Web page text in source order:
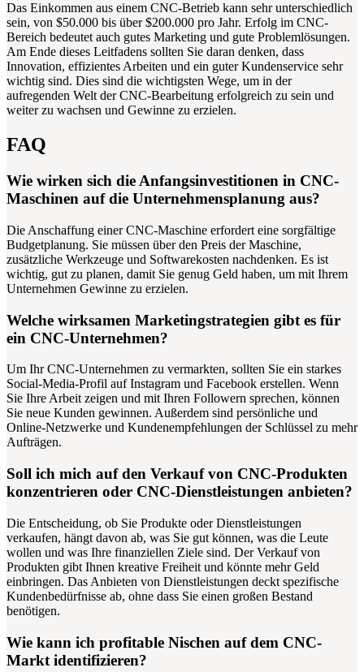
Das Einkommen aus einem CNC-Betrieb kann sehr unterschiedlich
sein, von $50.000 bis über $200.000 pro Jahr. Erfolg im CNC-
Bereich bedeutet auch gutes Marketing und gute Problemlösungen.
Am Ende dieses Leitfadens sollten Sie daran denken, dass
Innovation, effizientes Arbeiten und ein guter Kundenservice sehr
wichtig sind. Dies sind die wichtigsten Wege, um in der
aufregenden Welt der CNC-Bearbeitung erfolgreich zu sein und
weiter zu wachsen und Gewinne zu erzielen.
FAQ
Wie wirken sich die Anfangsinvestitionen in CNC-
Maschinen auf die Unternehmensplanung aus?
Die Anschaffung einer CNC-Maschine erfordert eine sorgfältige
Budgetplanung. Sie müssen über den Preis der Maschine,
zusätzliche Werkzeuge und Softwarekosten nachdenken. Es ist
wichtig, gut zu planen, damit Sie genug Geld haben, um mit Ihrem
Unternehmen Gewinne zu erzielen.
Welche wirksamen Marketingstrategien gibt es für
ein CNC-Unternehmen?
Um Ihr CNC-Unternehmen zu vermarkten, sollten Sie ein starkes
Social-Media-Profil auf Instagram und Facebook erstellen. Wenn
Sie Ihre Arbeit zeigen und mit Ihren Followern sprechen, können
Sie neue Kunden gewinnen. Außerdem sind persönliche und
Online-Netzwerke und Kundenempfehlungen der Schlüssel zu mehr
Aufträgen.
Soll ich mich auf den Verkauf von CNC-Produkten
konzentrieren oder CNC-Dienstleistungen anbieten?
Die Entscheidung, ob Sie Produkte oder Dienstleistungen
verkaufen, hängt davon ab, was Sie gut können, was die Leute
wollen und was Ihre finanziellen Ziele sind. Der Verkauf von
Produkten gibt Ihnen kreative Freiheit und könnte mehr Geld
einbringen. Das Anbieten von Dienstleistungen deckt spezifische
Kundenbedürfnisse ab, ohne dass Sie einen großen Bestand
benötigen.
Wie kann ich profitable Nischen auf dem CNC-
Markt identifizieren?